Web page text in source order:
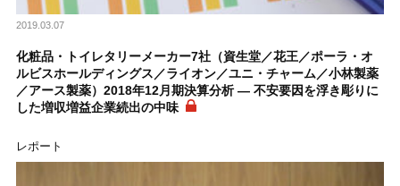
2019.03.07
化粧品・トイレタリーメーカー7社（資生堂／花王／ポーラ・オ
ルビスホールディングス／ライオン／ユニ・チャーム／小林製薬
／アース製薬）2018年12月期決算分析 ― 不安要因を浮き彫りに
した増収増益企業続出の中味
レポート